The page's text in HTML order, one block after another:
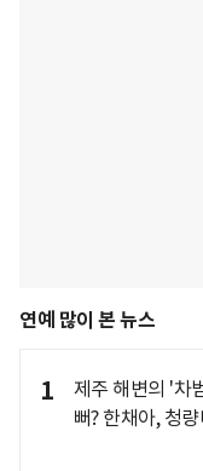
연예 많이 본 뉴스
1
제주 해변의 '차
뻐? 한채아, 청